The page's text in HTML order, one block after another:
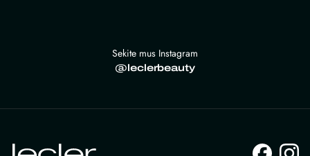
Sekite mus Instagram
@leclerbeauty